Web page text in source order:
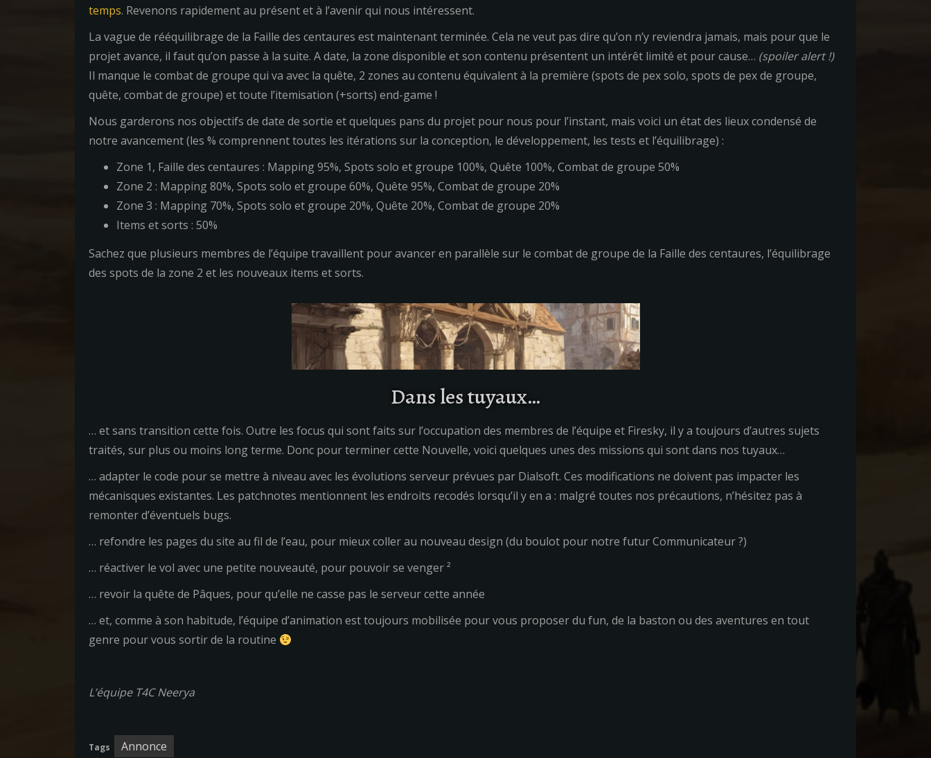
temps. Revenons rapidement au présent et à l’avenir qui nous intéressent.
La vague de rééquilibrage de la Faille des centaures est maintenant terminée. Cela ne veut pas dire qu’on n’y reviendra jamais, mais pour que le
projet avance, il faut qu’on passe à la suite. A date, la zone disponible et son contenu présentent un intérêt limité et pour cause… (spoiler alert !)
Il manque le combat de groupe qui va avec la quête, 2 zones au contenu équivalent à la première (spots de pex solo, spots de pex de groupe,
quête, combat de groupe) et toute l’itemisation (+sorts) end-game !
Nous garderons nos objectifs de date de sortie et quelques pans du projet pour nous pour l’instant, mais voici un état des lieux condensé de
notre avancement (les % comprennent toutes les itérations sur la conception, le développement, les tests et l’équilibrage) :
Zone 1, Faille des centaures : Mapping 95%, Spots solo et groupe 100%, Quête 100%, Combat de groupe 50%
Zone 2 : Mapping 80%, Spots solo et groupe 60%, Quête 95%, Combat de groupe 20%
Zone 3 : Mapping 70%, Spots solo et groupe 20%, Quête 20%, Combat de groupe 20%
Items et sorts : 50%
Sachez que plusieurs membres de l’équipe travaillent pour avancer en parallèle sur le combat de groupe de la Faille des centaures, l’équilibrage
des spots de la zone 2 et les nouveaux items et sorts.
Dans les tuyaux…
… et sans transition cette fois. Outre les focus qui sont faits sur l’occupation des membres de l’équipe et Firesky, il y a toujours d’autres sujets
traités, sur plus ou moins long terme. Donc pour terminer cette Nouvelle, voici quelques unes des missions qui sont dans nos tuyaux…
… adapter le code pour se mettre à niveau avec les évolutions serveur prévues par Dialsoft. Ces modifications ne doivent pas impacter les
mécanisques existantes. Les patchnotes mentionnent les endroits recodés lorsqu’il y en a : malgré toutes nos précautions, n’hésitez pas à
remonter d’éventuels bugs.
… refondre les pages du site au fil de l’eau, pour mieux coller au nouveau design (du boulot pour notre futur Communicateur ?)
… réactiver le vol avec une petite nouveauté, pour pouvoir se venger ²
… revoir la quête de Pâques, pour qu’elle ne casse pas le serveur cette année
… et, comme à son habitude, l’équipe d’animation est toujours mobilisée pour vous proposer du fun, de la baston ou des aventures en tout
genre pour vous sortir de la routine
L’équipe T4C Neerya
Tags Annonce